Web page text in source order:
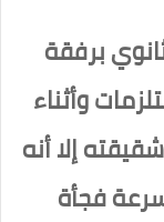
برفقة
وأثناء
إلا أنه
فجأة